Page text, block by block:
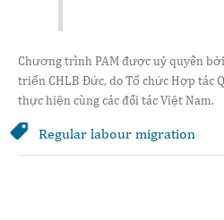
Chương trình PAM được uỷ quyền
triển CHLB Đức, do Tổ chức Hợp tác
thực hiện cùng các đối tác Việt Nam.
Regular labour migration